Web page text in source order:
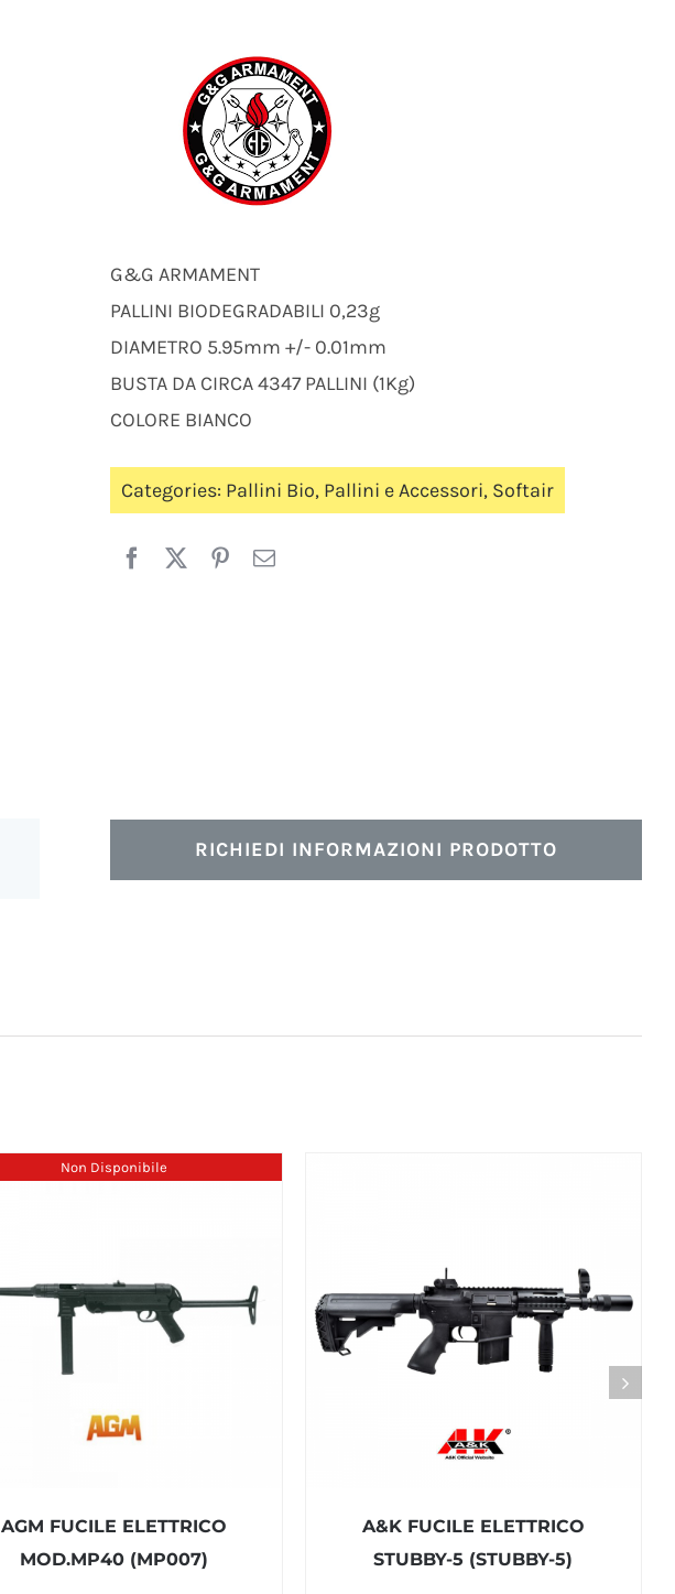
G&G ARMAMENT
PALLINI BIODEGRADABILI 0,23g
DIAMETRO 5.95mm +/- 0.01mm
BUSTA DA CIRCA 4347 PALLINI (1Kg)
COLORE BIANCO
Categories: Pallini Bio, Pallini e Accessori, Softair
RICHIEDI INFORMAZIONI PRODOTTO
Non Disponibile
AGM FUCILE ELETTRICO
MOD.MP40 (MP007)
A&K FUCILE ELETTRICO
STUBBY-5 (STUBBY-5)